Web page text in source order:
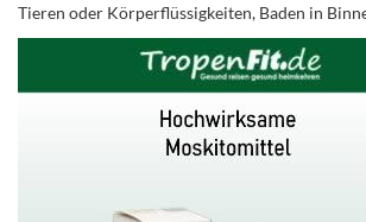
Tieren oder Körperflüssigkeiten, Baden in